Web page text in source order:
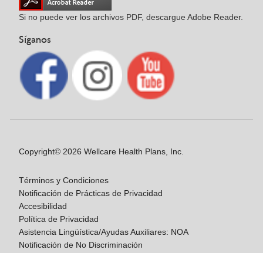
Si no puede ver los archivos PDF, descargue Adobe Reader.
Síganos
Copyright© 2026 Wellcare Health Plans, Inc.
Términos y Condiciones
Notificación de Prácticas de Privacidad
Accesibilidad
Política de Privacidad
Asistencia Lingüística/Ayudas Auxiliares: NOA
Notificación de No Discriminación